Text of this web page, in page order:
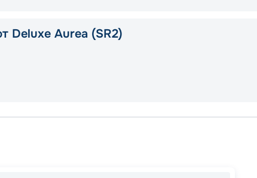
Deluxe Aurea (SR2)